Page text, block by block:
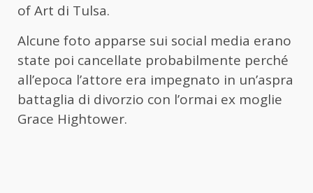
of Art di Tulsa.
Alcune foto apparse sui social media erano
state poi cancellate probabilmente perché
all’epoca l’attore era impegnato in un’aspra
battaglia di divorzio con l’ormai ex moglie
Grace Hightower.